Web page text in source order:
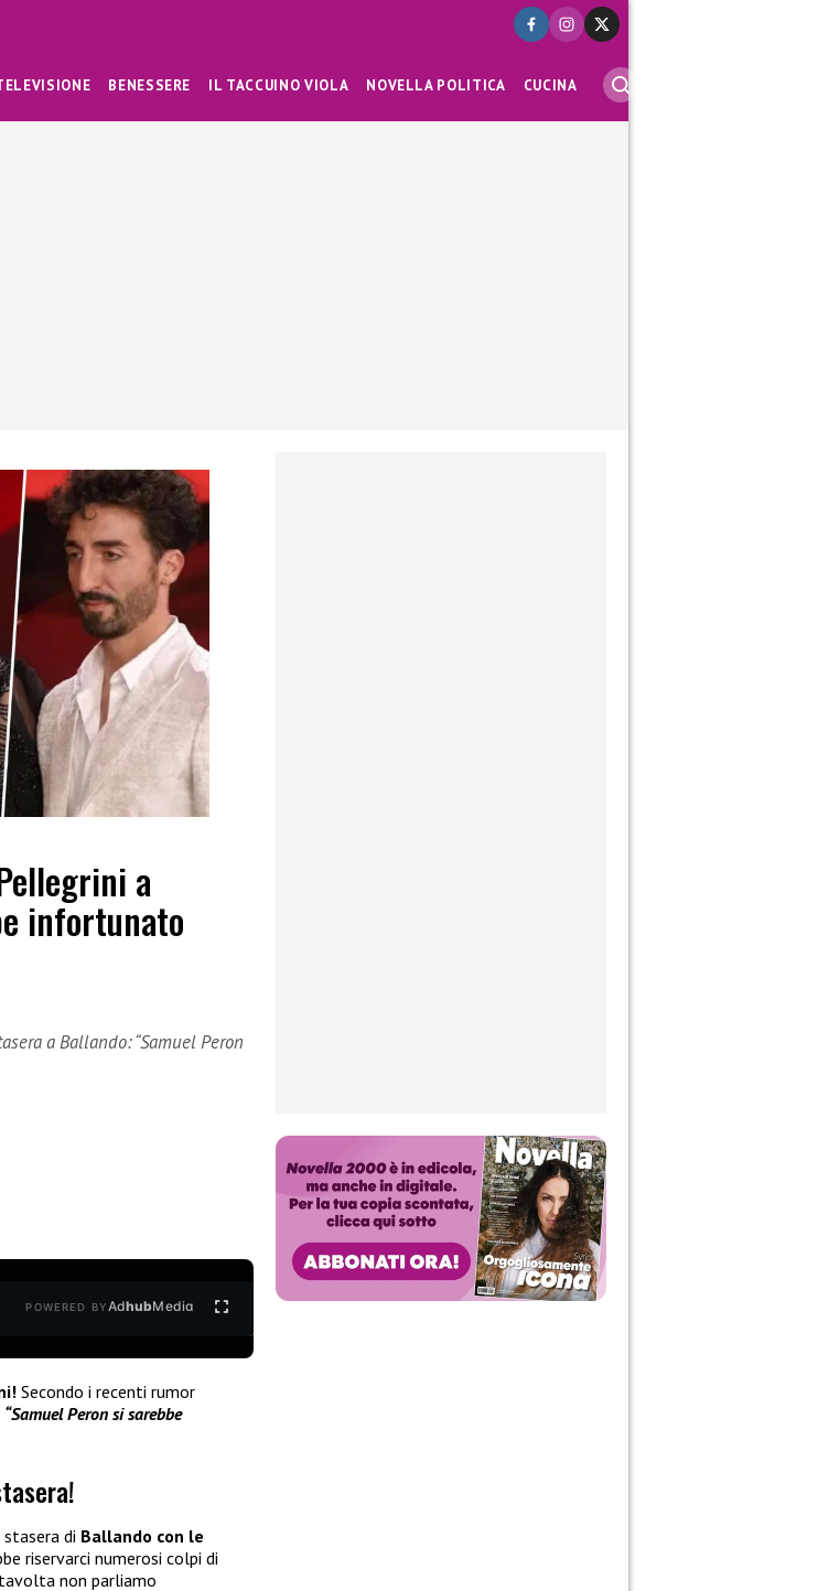
BENESSERE IL TACCUINO VIOLA NOVELLA POLITICA CUCINA
a
infortunato
a Ballando: “Samuel Peron
POWERED BYAdhubMedia
Secondo i recenti rumor
“Samuel Peron si sarebbe
di Ballando con le
riservarci numerosi colpi di
non parliamo